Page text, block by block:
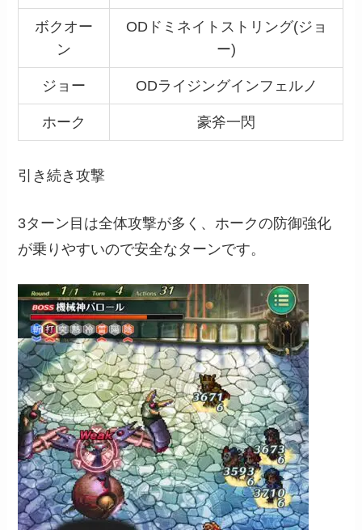
ボクオー
ン
ODドミネイトストリング(ジョ
ー)
ジョー ODライジングインフェルノ
ホーク 豪斧一閃
引き続き攻撃
3ターン目は全体攻撃が多く、ホークの防御強化
が乗りやすいので安全なターンです。